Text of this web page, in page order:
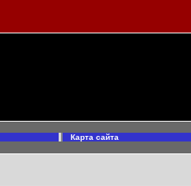
Карта сайта